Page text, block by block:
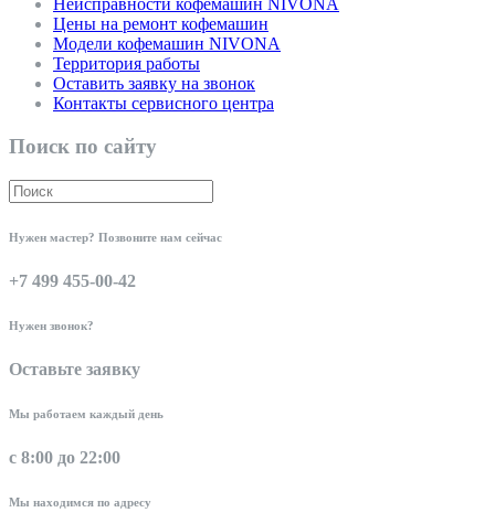
Неисправности кофемашин NIVONA
Цены на ремонт кофемашин
Модели кофемашин NIVONA
Территория работы
Оставить заявку на звонок
Контакты сервисного центра
Поиск по сайту
Нужен мастер? Позвоните нам сейчас
+7 499 455-00-42
Нужен звонок?
Оставьте заявку
Мы работаем каждый день
с 8:00 до 22:00
Мы находимся по адресу